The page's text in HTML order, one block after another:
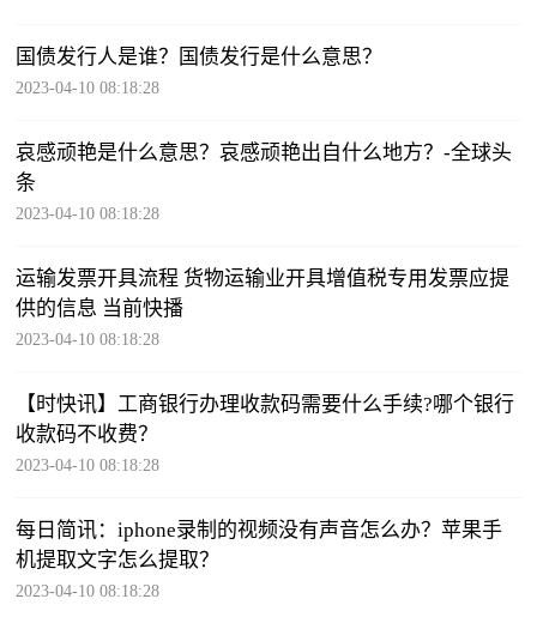
国债发行人是谁？国债发行是什么意思？
2023-04-10 08:18:28
哀感顽艳是什么意思？哀感顽艳出自什么地方？-全球头
条
2023-04-10 08:18:28
运输发票开具流程 货物运输业开具增值税专用发票应提
供的信息 当前快播
2023-04-10 08:18:28
【时快讯】工商银行办理收款码需要什么手续?哪个银行
收款码不收费？
2023-04-10 08:18:28
每日简讯：iphone录制的视频没有声音怎么办？苹果手
机提取文字怎么提取？
2023-04-10 08:18:28